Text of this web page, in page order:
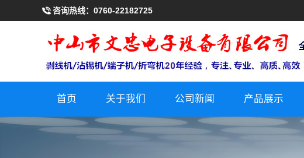
咨询热线： 0760-22182725
首页 关于我们 公司新闻 产品展示